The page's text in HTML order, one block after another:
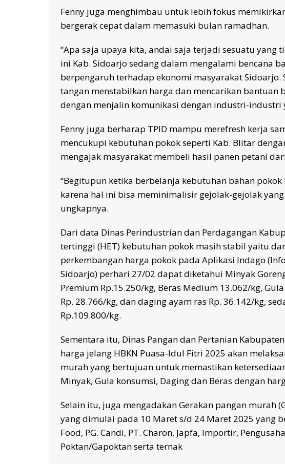
Fenny juga menghimbau untuk lebih fokus
bergerak cepat dalam memasuki bulan ramadhan.
“Apa saja upaya kita, andai saja terjadi sesuatu yang
ini Kab. Sidoarjo sedang dalam mengalami bencana
berpengaruh terhadap ekonomi masyarakat Sidoarjo.
tangan menstabilkan harga dan mencarikan bantuan
dengan menjalin komunikasi dengan industri-industri
Fenny juga berharap TPID mampu merefresh kerja
mencukupi kebutuhan pokok seperti Kab. Blitar
mengajak masyarakat membeli hasil panen petani
“Begitupun ketika berbelanja kebutuhan bahan
karena hal ini bisa meminimalisir gejolak-gejolak
ungkapnya.
Dari data Dinas Perindustrian dan Perdagangan
tertinggi (HET) kebutuhan pokok masih stabil yaitu
perkembangan harga pokok pada Aplikasi Indago
Sidoarjo) perhari 27/02 dapat diketahui Minyak
Premium Rp.15.250/kg, Beras Medium 13.062/kg,
Rp. 28.766/kg, dan daging ayam ras Rp. 36.142/kg,
Rp.109.800/kg.
Sementara itu, Dinas Pangan dan Pertanian
harga jelang HBKN Puasa-Idul Fitri 2025 akan
murah yang bertujuan untuk memastikan
Minyak, Gula konsumsi, Daging dan Beras dengan
Selain itu, juga mengadakan Gerakan pangan murah
yang dimulai pada 10 Maret s/d 24 Maret 2025 yang
Food, PG. Candi, PT. Charon, Japfa, Importir,
Poktan/Gapoktan serta ternak